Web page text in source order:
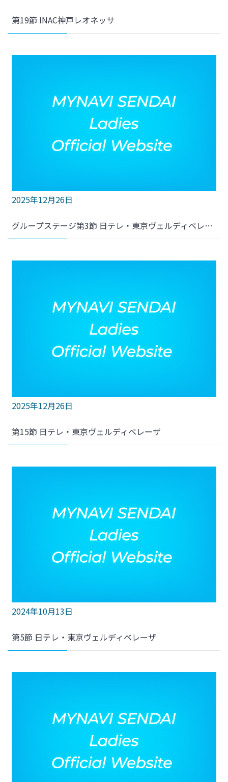
第19節 INAC神戸レオネッサ
2025年12月26日
グループステージ第3節 日テレ・東京ヴェルディベレーザ
2025年12月26日
第15節 日テレ・東京ヴェルディベレーザ
2024年10月13日
第5節 日テレ・東京ヴェルディベレーザ